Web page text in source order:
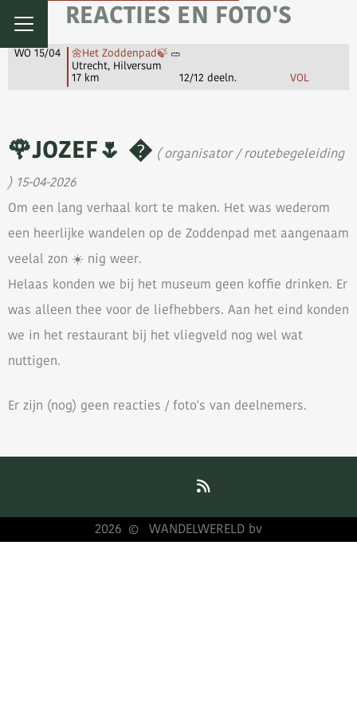
REACTIES EN FOTO'S
WO 15/04 🌼Het Zoddenpad🍃
Utrecht, Hilversum
17 km 12/12 deeln. VOL
🌹JOZEF🌷 � ( organisator / routebegeleiding
) 15-04-2026
Om een lang verhaal kort te maken. Het was wederom
een heerlijke wandelen op de Zoddenpad met aangenaam
veelal zon ☀️ nig weer.
Helaas konden we bij het museum geen koffie drinken. Er
was alleen thee voor de liefhebbers. Aan het eind konden
we in het restaurant bij het vliegveld nog wel wat
nuttigen.
Er zijn (nog) geen reacties / foto's van deelnemers.
2026 © WANDELWERELD bv